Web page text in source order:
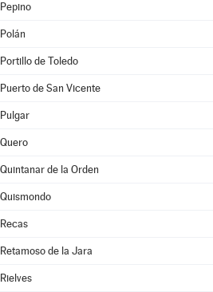
Pepino
Polán
Portillo de Toledo
Puerto de San Vicente
Pulgar
Quero
Quintanar de la Orden
Quismondo
Recas
Retamoso de la Jara
Rielves